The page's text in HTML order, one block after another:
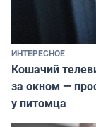
ИНТЕРЕСНОЕ
Кошачий
за окном —
у питомца